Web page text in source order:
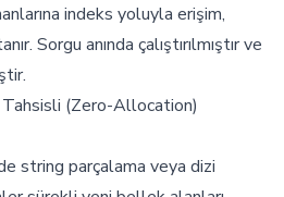
indeks yoluyla erişim,
Sorgu anında çalıştırılmıştır ve
Tahsisli (Zero-Allocation)
string parçalama veya dizi